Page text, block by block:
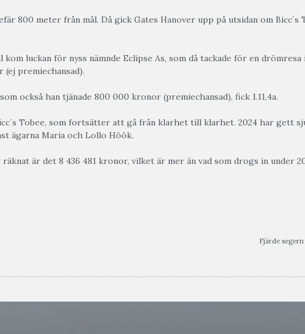
800 meter från mål. Då gick Gates Hanover upp på utsidan om Bicc´s
luckan för nyss nämnde Eclipse As, som då tackade för en
premiechansad).
också han tjänade 800 000 kronor (premiechansad), fick 1.11,4a.
Tobee, som fortsätter att gå från klarhet till klarhet. 2024 har gett
ägarna Maria och Lollo Höök.
är det 8 436 481 kronor, vilket är mer än vad som drogs in under
Fjärde